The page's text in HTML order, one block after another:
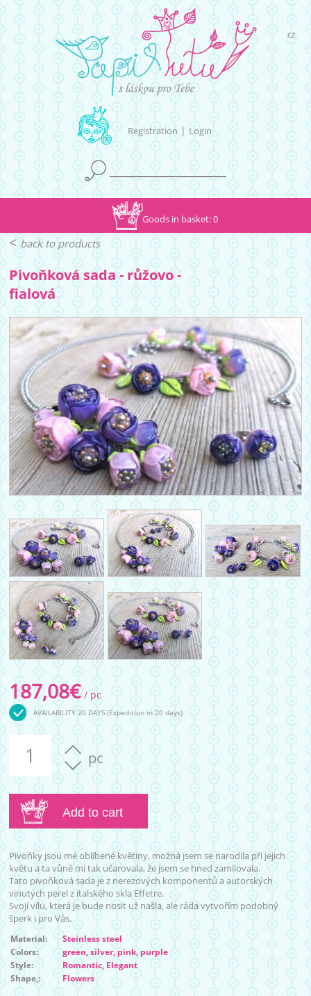
< back to products
Pivoňková sada - růžovo -
fialová
187,08€/ pc
AVAILABILITY 20 DAYS (Expedition in 20 days)
pc
Add to cart
Pivoňky jsou mé oblíbené květiny, možná jsem se narodila při jejich
květu a ta vůně mi tak učarovala, že jsem se hned zamilovala.
Tato pivoňková sada je z nerezových komponentů a autorských
vinutých perel z italského skla Effetre.
Svojí vílu, která je bude nosit už našla, ale ráda vytvořím podobný
šperk i pro Vás.
Material:
Steinless steel
Colors:
green, silver, pink, purple
Style:
Romantic, Elegant
Shape,:
Flowers
Registration| Login
Goods in basket: 0
CZ